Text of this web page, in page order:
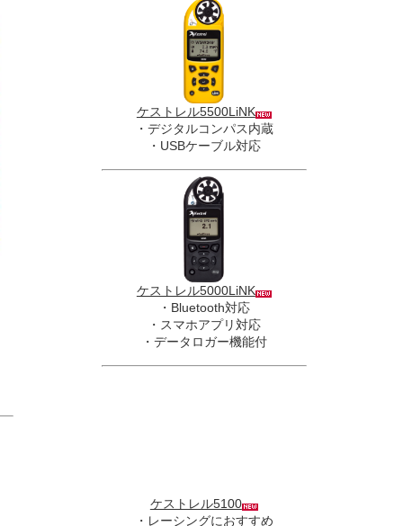
ケストレル5500LiNK
・デジタルコンパス内蔵
・USBケーブル対応
ケストレル5000LiNK
・Bluetooth対応
・スマホアプリ対応
・データロガー機能付
ケストレル5100
・レーシングにおすすめ